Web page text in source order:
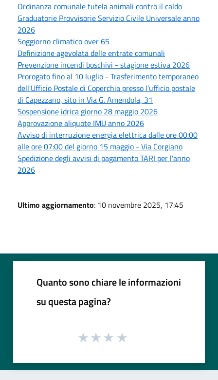
Ordinanza comunale tutela animali contro il caldo
Graduatorie Provvisorie Servizio Civile Universale anno
2026
Soggiorno climatico over 65
Definizione agevolata delle entrate comunali
Prevenzione incendi boschivi - stagione estiva 2026
Prorogato fino al 10 luglio - Trasferimento temporaneo
dell'Ufficio Postale di Coperchia presso l’ufficio postale
di Capezzano, sito in Via G. Amendola, 31
Sospensione idrica giorno 28 maggio 2026
Approvazione aliquote IMU anno 2026
Avviso di interruzione energia elettrica dalle ore 00:00
alle ore 07:00 del giorno 15 maggio - Via Corgiano
Spedizione degli avvisi di pagamento TARI per l'anno
2026
Ultimo aggiornamento: 10 novembre 2025, 17:45
Quanto sono chiare le informazioni
su questa pagina?